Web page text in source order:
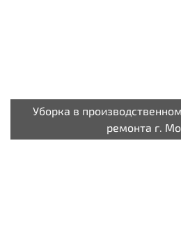
Уборка в
ремонта г.